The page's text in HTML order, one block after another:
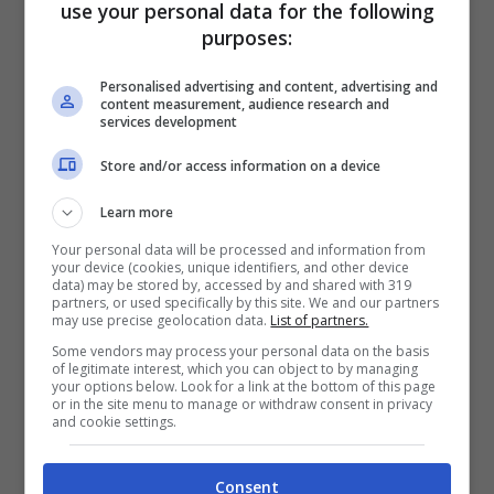
monitorando a lungo.
Inter e Roma stanno pensando a nuovi affari in
vista della prossima stagione per rinforzare le
rose del futuro.La squadra giallorossa dovrà
sperare nella qualificazione alla prossima
edizione di Champions League, ma la sconfitta
use your personal data for the following
purposes:
Personalised advertising and content, advertising and
content measurement, audience research and
services development
Store and/or access information on a device
Learn more
Your personal data will be processed and information from
your device (cookies, unique identifiers, and other device
data) may be stored by, accessed by and shared with 319
partners, or used specifically by this site. We and our partners
may use precise geolocation data. List of partners.
Some vendors may process your personal data on the basis
of legitimate interest, which you can object to by managing
your options below. Look for a link at the bottom of this page
or in the site menu to manage or withdraw consent in privacy
and cookie settings.
Consent